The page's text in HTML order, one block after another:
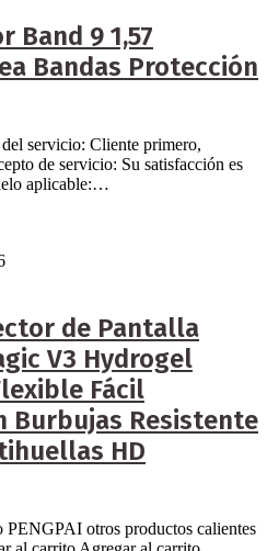
Band 9 1,57
Bandas Protección
servicio: Cliente primero,
de servicio: Su satisfacción es
aplicable:…
de Pantalla
V3 Hydrogel
Fácil
Burbujas Resistente
HD
otros productos calientes